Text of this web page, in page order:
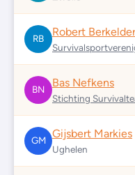
RB
Robert Berkelder
BN
Bas Nefkens
Stichting
GM
Gijsbert Markies
Ughelen